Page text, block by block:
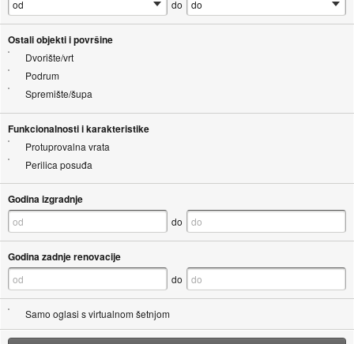
do
Ostali objekti i površine
Dvorište/vrt
Podrum
Spremište/šupa
Funkcionalnosti i karakteristike
Protuprovalna vrata
Perilica posuđa
Godina izgradnje
do
Godina zadnje renovacije
do
Samo oglasi s virtualnom šetnjom